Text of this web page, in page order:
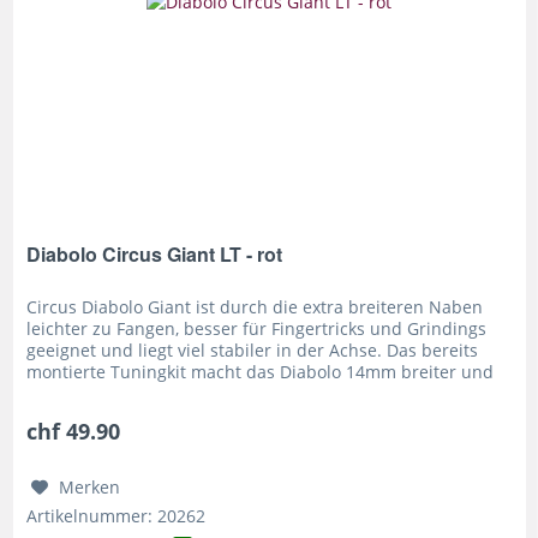
Diabolo Circus Giant LT - rot
Circus Diabolo Giant ist durch die extra breiteren Naben
leichter zu Fangen, besser für Fingertricks und Grindings
geeignet und liegt viel stabiler in der Achse. Das bereits
montierte Tuningkit macht das Diabolo 14mm breiter und
chf 49.90
Merken
Artikelnummer: 20262